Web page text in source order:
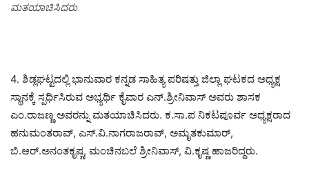
ಮತಯಾಚಿಸಿದರು
4. ಶಿಡ್ಲಘಟ್ಟದಲ್ಲಿ ಭಾನುವಾರ ಕನ್ನಡ ಸಾಹಿತ್ಯ ಪರಿಷತ್ತು ಜಿಲ್ಲಾ ಘಟಕದ ಅಧ್ಯಕ್ಷ
ಸ್ಥಾನಕ್ಕೆ ಸ್ಪರ್ಧಿಸಿರುವ ಅಭ್ಯರ್ಥಿ ಕೈವಾರ ಎನ್.ಶ್ರೀನಿವಾಸ್ ಅವರು ಶಾಸಕ
ಎಂ.ರಾಜಣ್ಣ ಅವರನ್ನು ಮತಯಾಚಿಸಿದರು. ಕ.ಸಾ.ಪ ನಿಕಟಪೂರ್ವ ಅಧ್ಯಕ್ಷರಾದ
ಹನುಮಂತರಾವ್, ಎಸ್.ವಿ.ನಾಗರಾಜರಾವ್, ಅಮೃತಕುಮಾರ್,
ಬಿ.ಆರ್.ಅನಂತಕೃಷ್ಣ, ಮಂಚಿನಬಲೆ ಶ್ರೀನಿವಾಸ್, ವಿ.ಕೃಷ್ಣ ಹಾಜರಿದ್ದರು.